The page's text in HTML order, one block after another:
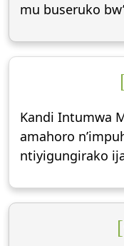
mu buseruko
Kandi Intumwa
amahoro
ntiyigungirako